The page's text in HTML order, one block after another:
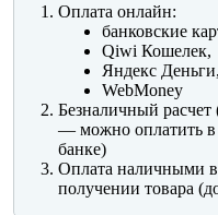
Оплата онлайн:
банковские
Qiwi Кошелек,
Яндекс Деньги,
WebMoney
Безналичный расчет
— можно оплатить в
банке)
Оплата наличными в
получении товара